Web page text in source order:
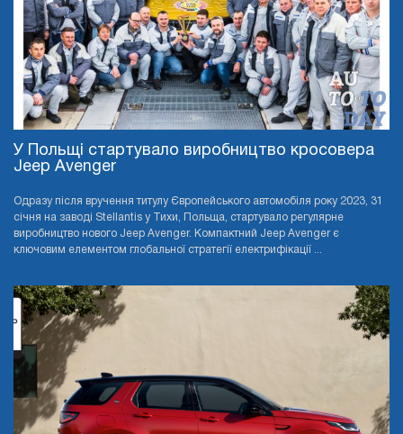
У Польщі стартувало виробництво кросовера
Jeep Avenger
Одразу після вручення титулу Європейського автомобіля року 2023, 31
січня на заводі Stellantis у Тихи, Польща, стартувало регулярне
виробництво нового Jeep Avenger. Компактний Jeep Avenger є
ключовим елементом глобальної стратегії електрифікації ...